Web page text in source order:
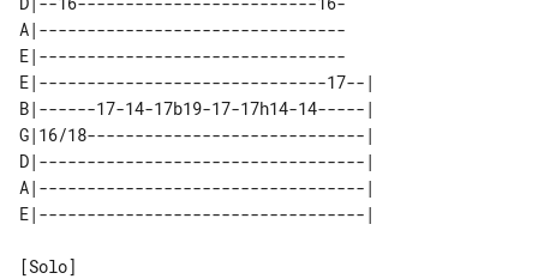
A|--------------------------------
E|--------------------------------
E|------------------------------17--|
B|------17-14-17b19-17-17h14-14-----|
G|16/18-----------------------------|
D|----------------------------------|
A|----------------------------------|
[Solo]